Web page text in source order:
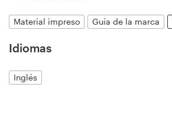
Material impreso Guía de la marca
Idiomas
Inglés